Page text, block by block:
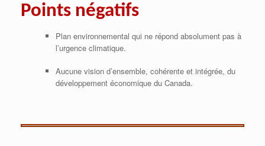
Points négatifs
Plan environnemental qui ne répond absolument pas à
l’urgence climatique.
Aucune vision d’ensemble, cohérente et intégrée, du
développement économique du Canada.